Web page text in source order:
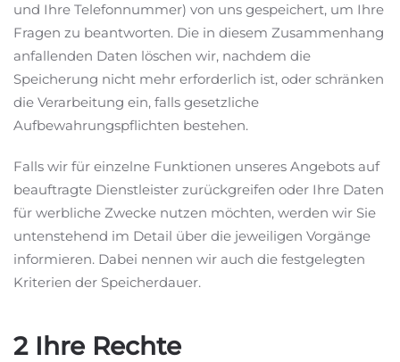
und Ihre Telefonnummer) von uns gespeichert, um Ihre
Fragen zu beantworten. Die in diesem Zusammenhang
anfallenden Daten löschen wir, nachdem die
Speicherung nicht mehr erforderlich ist, oder schränken
die Verarbeitung ein, falls gesetzliche
Aufbewahrungspflichten bestehen.
Falls wir für einzelne Funktionen unseres Angebots auf
beauftragte Dienstleister zurückgreifen oder Ihre Daten
für werbliche Zwecke nutzen möchten, werden wir Sie
untenstehend im Detail über die jeweiligen Vorgänge
informieren. Dabei nennen wir auch die festgelegten
Kriterien der Speicherdauer.
2 Ihre Rechte